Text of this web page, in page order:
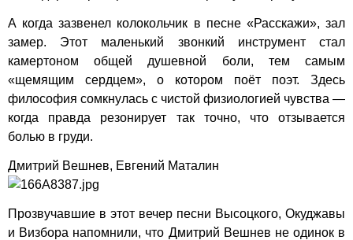
А когда зазвенел колокольчик в песне «Расскажи», зал
замер. Этот маленький звонкий инструмент стал
камертоном общей душевной боли, тем самым
«щемящим сердцем», о котором поёт поэт. Здесь
философия сомкнулась с чистой физиологией чувства —
когда правда резонирует так точно, что отзывается
болью в груди.
Дмитрий Вешнев, Евгений Маталин
Прозвучавшие в этот вечер песни Высоцкого, Окуджавы
и Визбора напомнили, что Дмитрий Вешнев не одинок в